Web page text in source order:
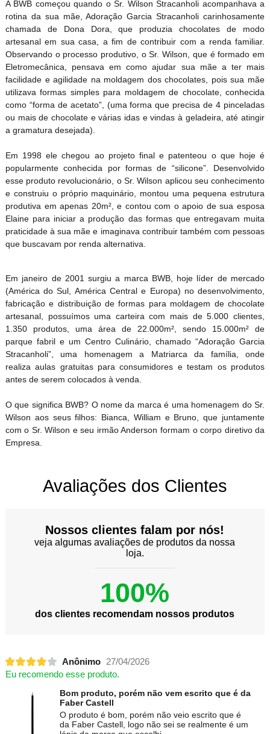
A BWB começou quando o Sr. Wilson Stracanholi acompanhava a
rotina da sua mãe, Adoração Garcia Stracanholi carinhosamente
chamada de Dona Dora, que produzia chocolates de modo
artesanal em sua casa, a fim de contribuir com a renda familiar.
Observando o processo produtivo, o Sr. Wilson, que é formado em
Eletromecânica, pensava em como ajudar sua mãe a ter mais
facilidade e agilidade na moldagem dos chocolates, pois sua mãe
utilizava formas simples para moldagem de chocolate, conhecida
como “forma de acetato”, (uma forma que precisa de 4 pinceladas
ou mais de chocolate e várias idas e vindas à geladeira, até atingir
a gramatura desejada).
Em 1998 ele chegou ao projeto final e patenteou o que hoje é
popularmente conhecida por formas de “silicone”. Desenvolvido
esse produto revolucionário, o Sr. Wilson aplicou seu conhecimento
e construiu o próprio maquinário, montou uma pequena estrutura
produtiva em apenas 20m², e contou com o apoio de sua esposa
Elaine para iniciar a produção das formas que entregavam muita
praticidade à sua mãe e imaginava contribuir também com pessoas
que buscavam por renda alternativa.
Em janeiro de 2001 surgiu a marca BWB, hoje líder de mercado
(América do Sul, América Central e Europa) no desenvolvimento,
fabricação e distribuição de formas para moldagem de chocolate
artesanal, possuímos uma carteira com mais de 5.000 clientes,
1.350 produtos, uma área de 22.000m², sendo 15.000m² de
parque fabril e um Centro Culinário, chamado “Adoração Garcia
Stracanholi”, uma homenagem a Matriarca da família, onde
realiza aulas gratuitas para consumidores e testam os produtos
antes de serem colocados à venda.
O que significa BWB? O nome da marca é uma homenagem do Sr.
Wilson aos seus filhos: Bianca, William e Bruno, que juntamente
com o Sr. Wilson e seu irmão Anderson formam o corpo diretivo da
Empresa.
Avaliações dos Clientes
Nossos clientes falam por nós!
veja algumas avaliações de produtos da nossa
loja.
100%
dos clientes recomendam nossos produtos
Anônimo
27/04/2026
Eu recomendo esse produto.
Bom produto, porém não vem escrito que é da
Faber Castell
O produto é bom, porém não veio escrito que é
da Faber Castell, logo não sei se realmente é um